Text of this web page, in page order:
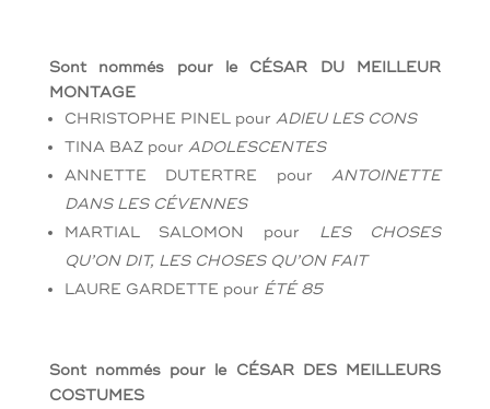
Sont nommés pour le CÉSAR DU MEILLEUR
MONTAGE
CHRISTOPHE PINEL pour ADIEU LES CONS
TINA BAZ pour ADOLESCENTES
ANNETTE DUTERTRE pourANTOINETTE
DANS LES CÉVENNES
MARTIAL SALOMON pour LES CHOSES
QU’ON DIT, LES CHOSES QU’ON FAIT
LAURE GARDETTE pour ÉTÉ 85
Sont nommés pour le CÉSAR DES MEILLEURS
COSTUMES